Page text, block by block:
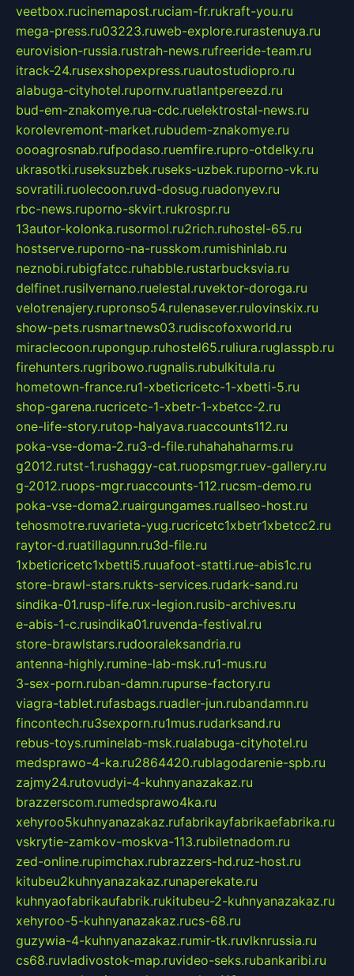
veetbox.rucinemapost.ruciam-fr.rukraft-you.ru
mega-press.ru03223.ruweb-explore.rurastenuya.ru
eurovision-russia.rustrah-news.rufreeride-team.ru
itrack-24.rusexshopexpress.ruautostudiopro.ru
alabuga-cityhotel.rupornv.ruatlantpereezd.ru
bud-em-znakomye.rua-cdc.ruelektrostal-news.ru
korolevremont-market.rubudem-znakomye.ru
oooagrosnab.rufpodaso.ruemfire.rupro-otdelky.ru
ukrasotki.ruseksuzbek.ruseks-uzbek.ruporno-vk.ru
sovratili.ruolecoon.ruvd-dosug.ruadonyev.ru
rbc-news.ruporno-skvirt.rukrospr.ru
13autor-kolonka.rusormol.ru2rich.ruhostel-65.ru
hostserve.ruporno-na-russkom.rumishinlab.ru
neznobi.rubigfatcc.ruhabble.rustarbucksvia.ru
delfinet.rusilvernano.ruelestal.ruvektor-doroga.ru
velotrenajery.rupronso54.rulenasever.rulovinskix.ru
show-pets.rusmartnews03.rudiscofoxworld.ru
miraclecoon.rupongup.ruhostel65.ruliura.ruglasspb.ru
firehunters.rugribowo.rugnalis.rubulkitula.ru
hometown-france.ru1-xbeticricetc-1-xbetti-5.ru
shop-garena.rucricetc-1-xbetr-1-xbetcc-2.ru
one-life-story.rutop-halyava.ruaccounts112.ru
poka-vse-doma-2.ru3-d-file.ruhahahaharms.ru
g2012.rutst-1.rushaggy-cat.ruopsmgr.ruev-gallery.ru
g-2012.ruops-mgr.ruaccounts-112.rucsm-demo.ru
poka-vse-doma2.ruairgungames.ruallseo-host.ru
tehosmotre.ruvarieta-yug.rucricetc1xbetr1xbetcc2.ru
raytor-d.ruatillagunn.ru3d-file.ru
1xbeticricetc1xbetti5.ruuafoot-statti.rue-abis1c.ru
store-brawl-stars.rukts-services.rudark-sand.ru
sindika-01.rusp-life.rux-legion.rusib-archives.ru
e-abis-1-c.rusindika01.ruvenda-festival.ru
store-brawlstars.rudooraleksandria.ru
antenna-highly.rumine-lab-msk.ru1-mus.ru
3-sex-porn.ruban-damn.rupurse-factory.ru
viagra-tablet.rufasbags.ruadler-jun.rubandamn.ru
fincontech.ru3sexporn.ru1mus.rudarksand.ru
rebus-toys.ruminelab-msk.rualabuga-cityhotel.ru
medsprawo-4-ka.ru2864420.rublagodarenie-spb.ru
zajmy24.rutovudyi-4-kuhnyanazakaz.ru
brazzerscom.rumedsprawo4ka.ru
xehyroo5kuhnyanazakaz.rufabrikayfabrikaefabrika.ru
vskrytie-zamkov-moskva-113.rubiletnadom.ru
zed-online.rupimchax.rubrazzers-hd.ruz-host.ru
kitubeu2kuhnyanazakaz.runaperekate.ru
kuhnyaofabrikaufabrik.rukitubeu-2-kuhnyanazakaz.ru
xehyroo-5-kuhnyanazakaz.rucs-68.ru
guzywia-4-kuhnyanazakaz.rumir-tk.ruvlknrussia.ru
cs68.ruvladivostok-map.ruvideo-seks.rubankaribi.ru